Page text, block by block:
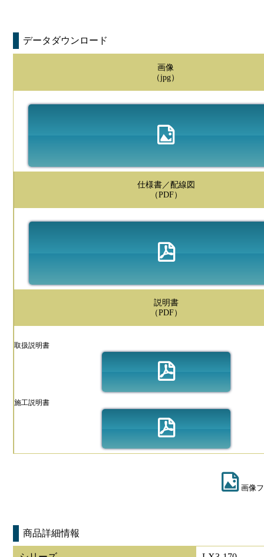
データダウンロード
画像
（jpg）
仕様書／配線図
（PDF）
説明書
（PDF）
取扱説明書
施工説明書
画像
商品詳細情報